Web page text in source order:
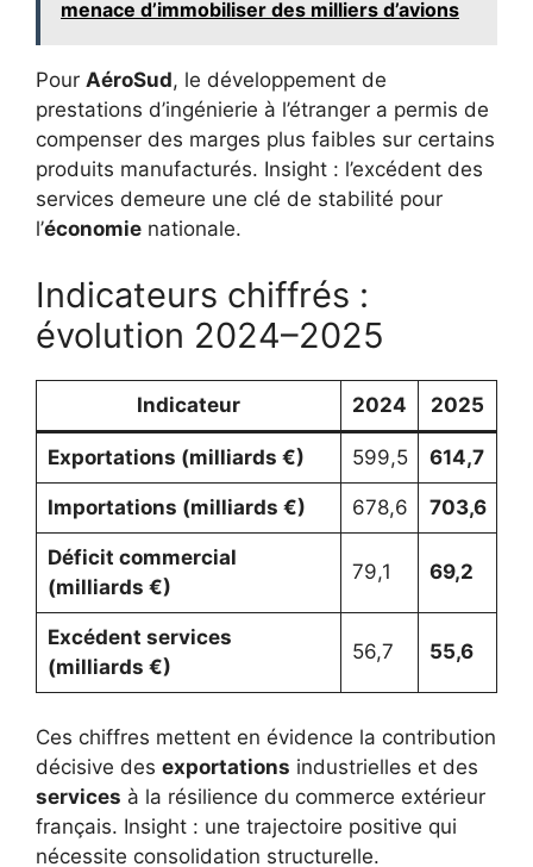
menace d’immobiliser des milliers d’avions
Pour AéroSud, le développement de
prestations d’ingénierie à l’étranger a permis de
compenser des marges plus faibles sur certains
produits manufacturés. Insight : l’excédent des
services demeure une clé de stabilité pour
l’économie nationale.
Indicateurs chiffrés :
évolution 2024–2025
Indicateur 2024 2025
Exportations (milliards €) 599,5 614,7
Importations (milliards €) 678,6 703,6
Déficit commercial
(milliards €)
79,1 69,2
Excédent services
(milliards €)
56,7 55,6
Ces chiffres mettent en évidence la contribution
décisive des exportations industrielles et des
services à la résilience du commerce extérieur
français. Insight : une trajectoire positive qui
nécessite consolidation structurelle.